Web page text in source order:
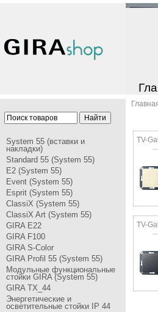
System 55 (вставки и
накладки)
Standard 55 (System 55)
E2 (System 55)
Event (System 55)
Esprit (System 55)
ClassiX (System 55)
ClassiX Art (System 55)
GIRA Е22
GIRA F100
GIRA S-Color
GIRA Profil 55 (System 55)
Модульные функциональные
стойки GIRA (System 55)
GIRA TX_44
Энергетические и
осветительные стойки IP 44
TV-
TV-